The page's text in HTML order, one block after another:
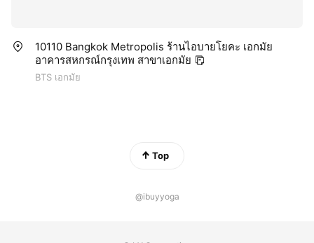
10110 Bangkok Metropolis ร้านไอบายโยคะ เอกมัย
อาคารสหกรณ์กรุงเทพ สาขาเอกมัย
BTS เอกมัย
Top
@ibuyyoga